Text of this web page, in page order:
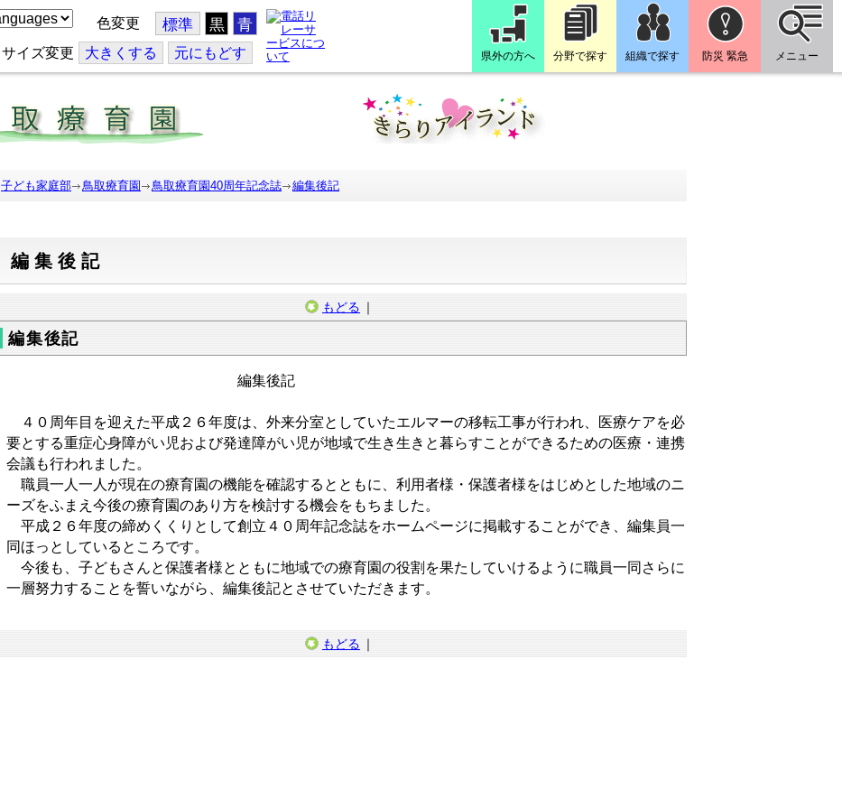
色変更 標準 黒 青
サイズ変更 大きくする 元にもどす 県外の方へ 分野で探す 組織で探す 防災 緊急 メニュー
子ども家庭部 鳥取療育園 鳥取療育園40周年記念誌 編集後記
編集後記
もどる ｜
編集後記
編集後記
４０周年目を迎えた平成２６年度は、外来分室としていたエルマーの移転工事が行われ、医療ケアを必
要とする重症心身障がい児および発達障がい児が地域で生き生きと暮らすことができるための医療・連携
会議も行われました。
職員一人一人が現在の療育園の機能を確認するとともに、利用者様・保護者様をはじめとした地域のニ
ーズをふまえ今後の療育園のあり方を検討する機会をもちました。
平成２６年度の締めくくりとして創立４０周年記念誌をホームページに掲載することができ、編集員一
同ほっとしているところです。
今後も、子どもさんと保護者様とともに地域での療育園の役割を果たしていけるように職員一同さらに
一層努力することを誓いながら、編集後記とさせていただきます。
もどる ｜